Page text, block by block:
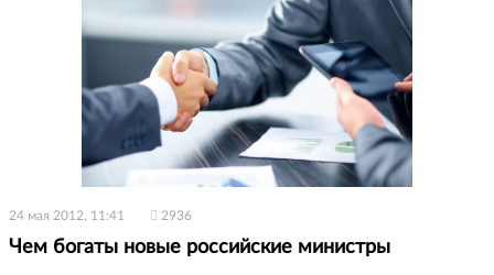
24 мая 2012, 11:41 2936
Чем богаты новые российские министры